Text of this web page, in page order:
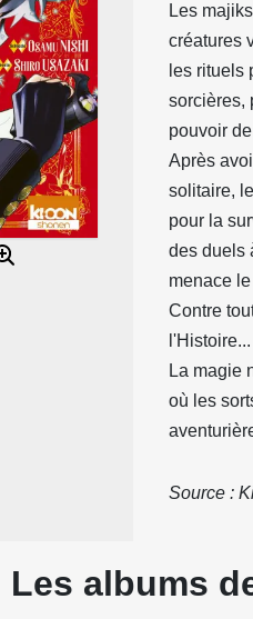
Les
créatures
les rituels
sorcières,
pouvoir
Après
solitaire,
pour la
des duels
menace
Contre
La magie
où les
Source :
albums